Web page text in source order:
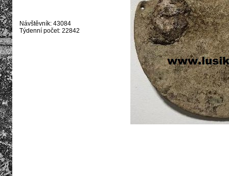
Návštěvník: 43084
Týdenní počet: 22842